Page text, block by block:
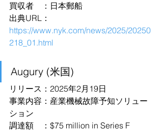
買収者　：日本郵船
出典URL：
https://www.nyk.com/news/2025/20250
218_01.html
Augury (米国)
リリース：2025年2月19日
事業内容：産業機械故障予知ソリュー
ション
調達額　：$75 million in Series F